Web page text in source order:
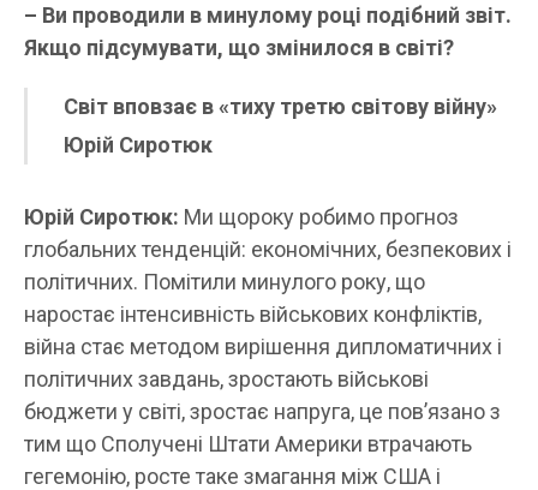
– Ви проводили в минулому році подібний звіт.
Якщо підсумувати, що змінилося в світі?
Cвіт вповзає в «тиху третю світову війну»
Юрій Сиротюк
Юрій Сиротюк: Ми щороку робимо прогноз
глобальних тенденцій: економічних, безпекових і
політичних. Помітили минулого року, що
наростає інтенсивність військових конфліктів,
війна стає методом вирішення дипломатичних і
політичних завдань, зростають військові
бюджети у світі, зростає напруга, це пов’язано з
тим що Сполучені Штати Америки втрачають
гегемонію, росте таке змагання між США і